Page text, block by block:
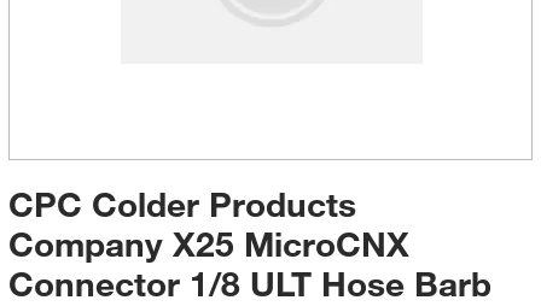
CPC Colder Products
Company X25 MicroCNX
Connector 1/8 ULT Hose Barb